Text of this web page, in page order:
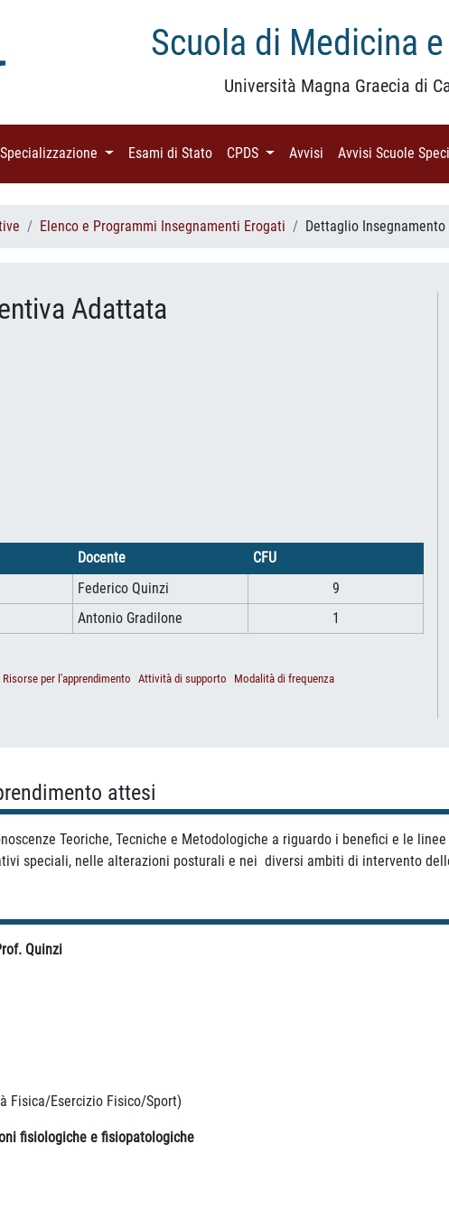
Scuola di Medicina
Università Magna Graecia di
(current)Esami di Stato (current)
CPDS (current)
Avvisi (current)
Avvisi Scuole
Elenco e Programmi Insegnamenti Erogati Dettaglio Insegnamento
Adattata
Docente
CFU
Federico Quinzi
9
Antonio Gradilone 1
Risorse per l'apprendimento Attività di supporto
Modalità di frequenza
attesi
Teoriche, Tecniche e Metodologiche a riguardo i benefici e le
speciali, nelle alterazioni posturali e nei diversi ambiti di intervento
Quinzi
Esercizio Fisico/Sport)
fisiologiche e fisiopatologiche